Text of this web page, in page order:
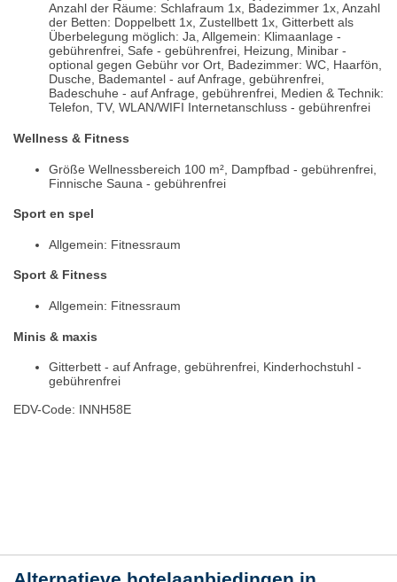
Anzahl der Räume: Schlafraum 1x, Badezimmer 1x, Anzahl
der Betten: Doppelbett 1x, Zustellbett 1x, Gitterbett als
Überbelegung möglich: Ja, Allgemein: Klimaanlage -
gebührenfrei, Safe - gebührenfrei, Heizung, Minibar -
optional gegen Gebühr vor Ort, Badezimmer: WC, Haarfön,
Dusche, Bademantel - auf Anfrage, gebührenfrei,
Badeschuhe - auf Anfrage, gebührenfrei, Medien & Technik:
Telefon, TV, WLAN/WIFI Internetanschluss - gebührenfrei
Wellness & Fitness
Größe Wellnessbereich 100 m², Dampfbad - gebührenfrei,
Finnische Sauna - gebührenfrei
Sport en spel
Allgemein: Fitnessraum
Sport & Fitness
Allgemein: Fitnessraum
Minis & maxis
Gitterbett - auf Anfrage, gebührenfrei, Kinderhochstuhl -
gebührenfrei
EDV-Code: INNH58E